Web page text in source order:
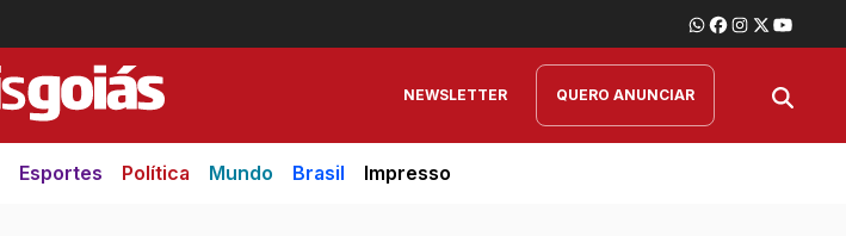
NEWSLETTER QUERO ANUNCIAR
Esportes Política Mundo Brasil Impresso